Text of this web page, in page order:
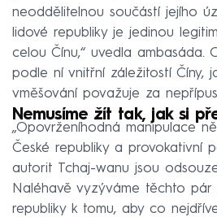
neoddělitelnou součástí jejího
lidové republiky je jedinou
celou Čínu,“ uvedla ambasáda.
podle ní vnitřní záležitostí Číny,
vměšování považuje za
Nemusíme žít tak, jak si
„Opovrženíhodná manipulace
České republiky a provokativní
autorit Tchaj-wanu jsou
Naléhavě vyzýváme těchto pár
republiky k tomu, aby co